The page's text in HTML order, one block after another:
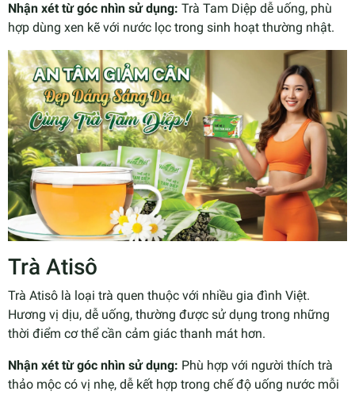
Nhận xét từ góc nhìn sử dụng: Trà Tam Diệp dễ uống, phù
hợp dùng xen kẽ với nước lọc trong sinh hoạt thường nhật.
Trà Atisô
Trà Atisô là loại trà quen thuộc với nhiều gia đình Việt.
Hương vị dịu, dễ uống, thường được sử dụng trong những
thời điểm cơ thể cần cảm giác thanh mát hơn.
Nhận xét từ góc nhìn sử dụng: Phù hợp với người thích trà
thảo mộc có vị nhẹ, dễ kết hợp trong chế độ uống nước mỗi